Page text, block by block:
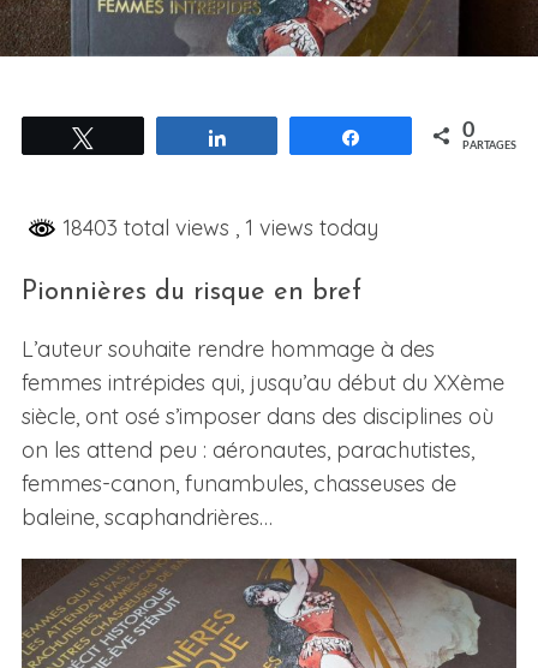
Partagez 0
PARTAGES
18403 total views , 1 views today
Pionnières du risque en bref
L’auteur souhaite rendre hommage à des
femmes intrépides qui, jusqu’au début du XXème
siècle, ont osé s’imposer dans des disciplines où
on les attend peu : aéronautes, parachutistes,
femmes-canon, funambules, chasseuses de
baleine, scaphandrières…